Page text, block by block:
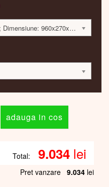
Tip: sistem de incalzire centrala; Dimensiune: 960x270x60; 413 Watt; 9005 lei
Total: 9.034 lei
Pret vanzare 9.034 lei